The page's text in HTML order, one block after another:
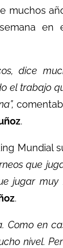
muchos
en
dice
el trabajo
.
Mundial
que
jugar
.
Como en
nivel.